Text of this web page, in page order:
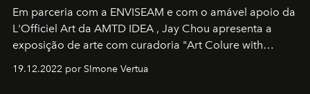
Em parceria com a ENVISEAM e com o amável apoio da
L'Officiel Art da AMTD IDEA , Jay Chou apresenta a
exposição de arte com curadoria "Art Colure with
19.12.2022 por SImone Vertua